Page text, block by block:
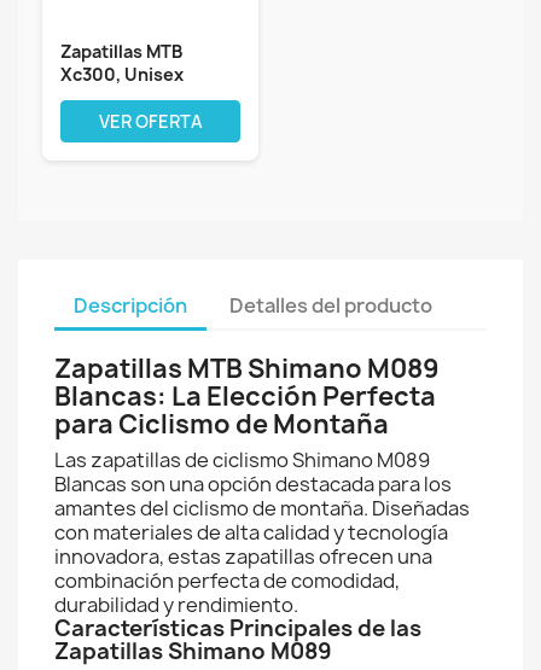
Zapatillas MTB
Xc300, Unisex
Adulto
VER OFERTA
Descripción Detalles del producto
Zapatillas MTB Shimano M089
Blancas: La Elección Perfecta
para Ciclismo de Montaña
Las zapatillas de ciclismo Shimano M089
Blancas son una opción destacada para los
amantes del ciclismo de montaña. Diseñadas
con materiales de alta calidad y tecnología
innovadora, estas zapatillas ofrecen una
combinación perfecta de comodidad,
durabilidad y rendimiento.
Características Principales de las
Zapatillas Shimano M089